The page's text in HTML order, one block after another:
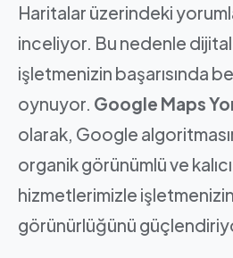
Haritalar üzerindeki
inceliyor. Bu nedenle dijital
işletmenizin başarısında
oynuyor. Google Maps
olarak, Google
organik görünümlü ve
hizmetlerimizle
görünürlüğünü